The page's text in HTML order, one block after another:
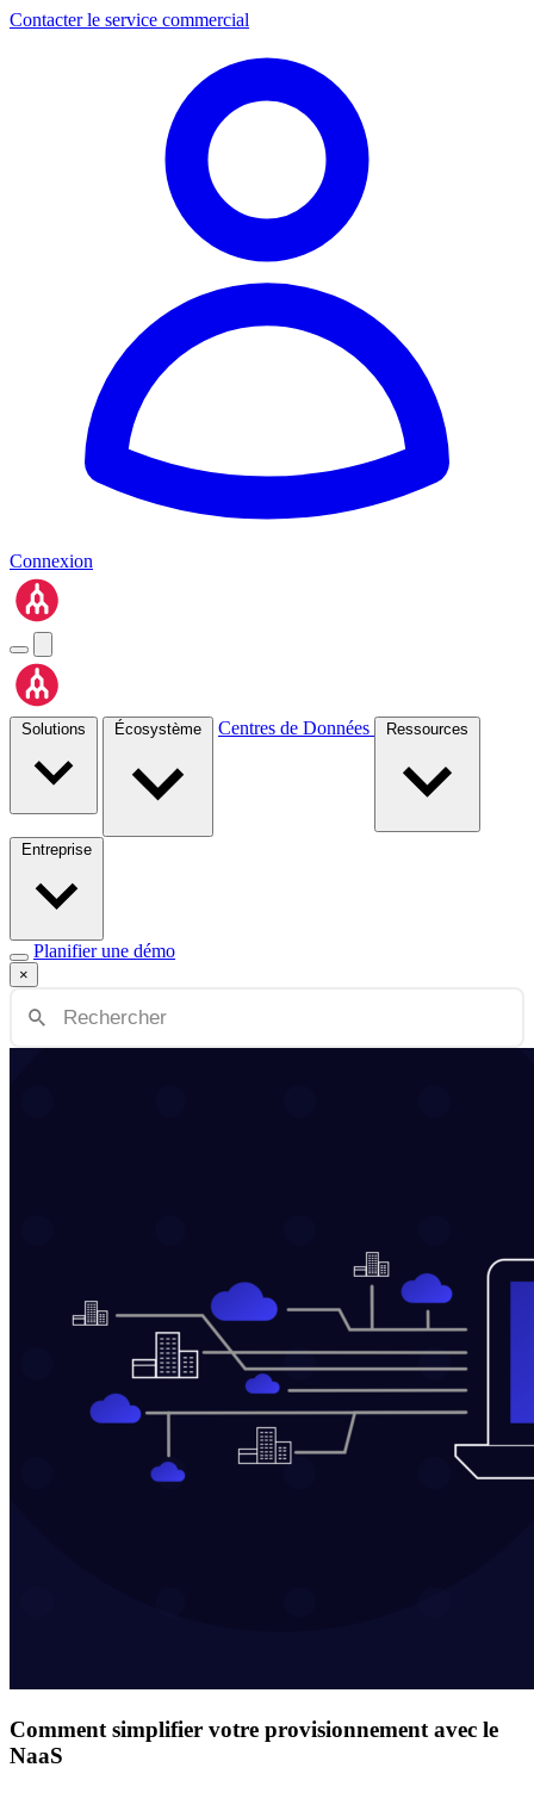
Contacter le service commercial
Connexion
Centres de Données
Planifier une démo
×
Comment simplifier votre provisionnement avec le
NaaS